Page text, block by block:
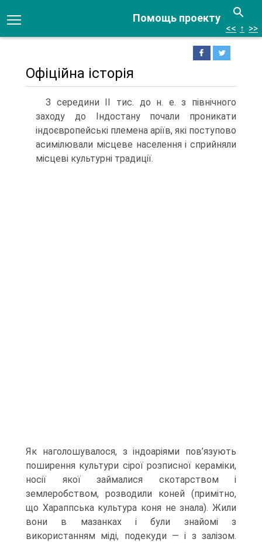
Помощь проекту
<< ↑ >>
Офіційна історія
З середини II тис. до н. е. з північного
заходу до Індостану почали проникати
індоєвропейські племена аріїв, які поступово
асимілювали місцеве населення і сприйняли
місцеві культурні традиції.
Як наголошувалося, з індоаріями пов’язу­ють
поширення культури сірої розписної кераміки,
носії якої займалися скотарством і
землеробством, розводили коней (примітно,
що Хараппська культура коня не знала). Жили
вони в мазанках і були знайомі з
використанням міді, подекуди — і з залізом.